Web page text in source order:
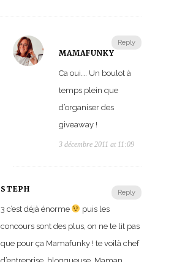
Reply
MAMAFUNKY
Ca oui…. Un boulot à
temps plein que
d’organiser des
giveaway !
3 décembre 2011 at 11:09
Reply
STEPH
3 c’est déjà énorme
puis les
concours sont des plus, on ne te lit pas
que pour ça Mamafunky ! te voilà chef